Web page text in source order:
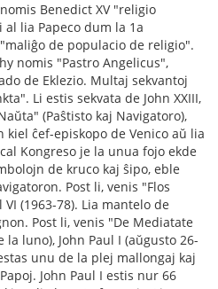
Benedict XV "religio
lia Papeco dum la 1a
de populacio de religio".
nomis "Pastro Angelicus",
de Eklezio. Multaj sekvantoj
Li estis sekvata de John XXIII,
(Paŝtisto kaj Navigatoro),
ĉef-episkopo de Venico aŭ lia
Kongreso je la unua fojo ekde
de kruco kaj ŝipo, eble
Post li, venis "Flos
(1963-78). Lia mantelo de
Post li, venis "De Mediatate
luno), John Paul I (aŭgusto 26-
unu de la plej mallongaj kaj
John Paul I estis nur 66